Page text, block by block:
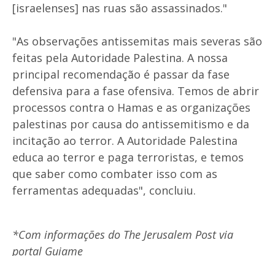
[israelenses] nas ruas são assassinados."
"As observações antissemitas mais severas são
feitas pela Autoridade Palestina. A nossa
principal recomendação é passar da fase
defensiva para a fase ofensiva. Temos de abrir
processos contra o Hamas e as organizações
palestinas por causa do antissemitismo e da
incitação ao terror. A Autoridade Palestina
educa ao terror e paga terroristas, e temos
que saber como combater isso com as
ferramentas adequadas", concluiu.
*Com informações do The Jerusalem Post via
portal Guiame